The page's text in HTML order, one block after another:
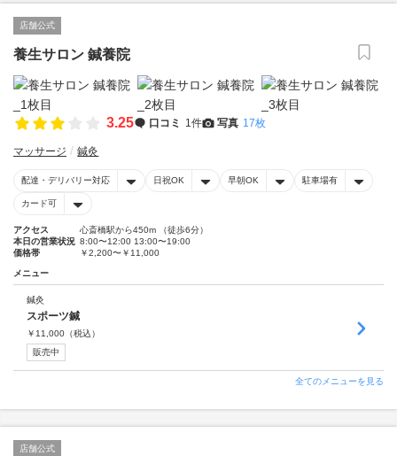
店舗公式
養生サロン 鍼養院
3.25 口コミ 1件 写真 17枚
マッサージ 鍼灸
配達・デリバリー対応 日祝OK 早朝OK 駐車場有
カード可
アクセス
心斎橋駅から450m （徒歩6分）
本日の営業状況 8:00〜12:00 13:00〜19:00
価格帯
￥2,200〜￥11,000
メニュー
鍼灸
スポーツ鍼
￥ 11,000 （税込）
販売中
全てのメニューを見る
店舗公式